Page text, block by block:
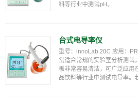
料等行业中测试pH。
台式电导率仪
型号：innoLab 20C 应用：
常适合常规的实验室分析测试
板非常容易清洁，可广泛应用
品饮料等行业中测试电导率。
还可用于测量电子半导体、